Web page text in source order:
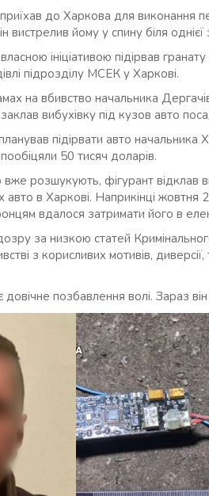
до Харкова для виконання
вистрелив йому у спину біля
ініціативою підірвав
підрозділу МСЕК у Харкові.
на вбивство начальника
вибухівку під кузов авто
підірвати авто начальника
50 тисяч доларів.
розшукують, фігурант відклав
авто в Харкові. Наприкінці жовтня
вдалося затримати його в
за низкою статей
з корисливих мотивів,
позбавлення волі. Зараз